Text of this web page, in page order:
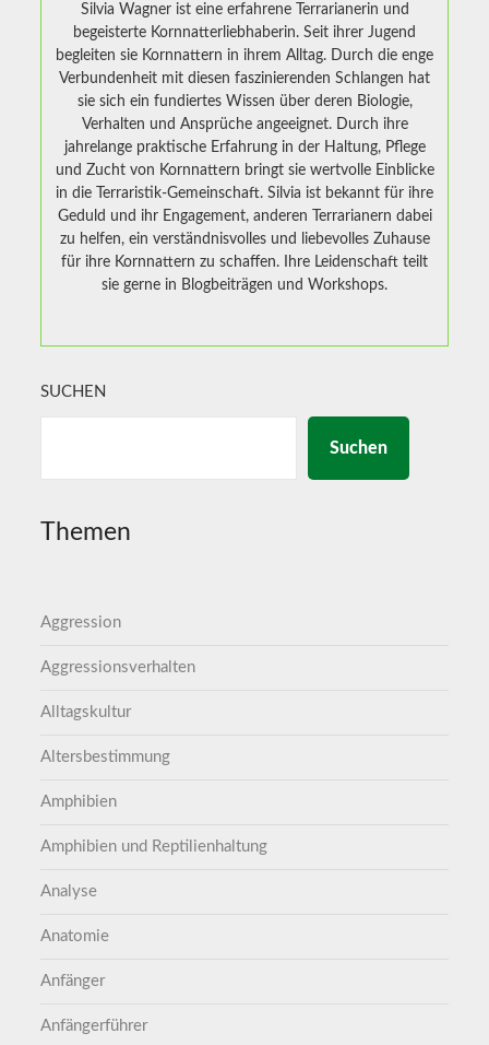
Silvia Wagner ist eine erfahrene Terrarianerin und
begeisterte Kornnatterliebhaberin. Seit ihrer Jugend
begleiten sie Kornnattern in ihrem Alltag. Durch die enge
Verbundenheit mit diesen faszinierenden Schlangen hat
sie sich ein fundiertes Wissen über deren Biologie,
Verhalten und Ansprüche angeeignet. Durch ihre
jahrelange praktische Erfahrung in der Haltung, Pflege
und Zucht von Kornnattern bringt sie wertvolle Einblicke
in die Terraristik-Gemeinschaft. Silvia ist bekannt für ihre
Geduld und ihr Engagement, anderen Terrarianern dabei
zu helfen, ein verständnisvolles und liebevolles Zuhause
für ihre Kornnattern zu schaffen. Ihre Leidenschaft teilt
sie gerne in Blogbeiträgen und Workshops.
SUCHEN
Suchen
Themen
Aggression
Aggressionsverhalten
Alltagskultur
Altersbestimmung
Amphibien
Amphibien und Reptilienhaltung
Analyse
Anatomie
Anfänger
Anfängerführer